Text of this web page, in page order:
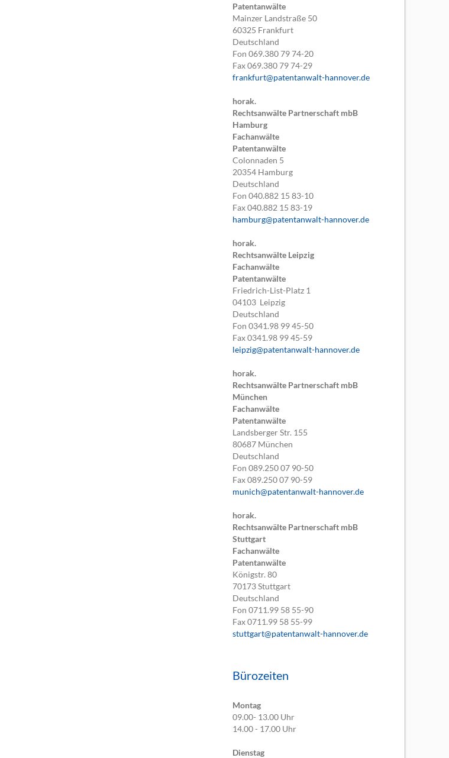
Patentanwälte
Mainzer Landstraße 50
60325 Frankfurt
Deutschland
Fon069.380 79 74-20
Fax069.380 79 74-29
frankfurt@patentanwalt-hannover.de
horak.
Rechtsanwälte Partnerschaft mbB
Hamburg
Fachanwälte
Patentanwälte
Colonnaden 5
20354 Hamburg
Deutschland
Fon040.882 15 83-10
Fax040.882 15 83-19
hamburg@patentanwalt-hannover.de
horak.
Rechtsanwälte Leipzig
Fachanwälte
Patentanwälte
Friedrich-List-Platz 1
04103 Leipzig
Deutschland
Fon0341.98 99 45-50
Fax0341.98 99 45-59
leipzig@patentanwalt-hannover.de
horak.
Rechtsanwälte Partnerschaft mbB
München
Fachanwälte
Patentanwälte
Landsberger Str. 155
80687 München
Deutschland
Fon089.250 07 90-50
Fax089.250 07 90-59
munich@patentanwalt-hannover.de
horak.
Rechtsanwälte Partnerschaft mbB
Stuttgart
Fachanwälte
Patentanwälte
Königstr. 80
70173Stuttgart
Deutschland
Fon0711.99 58 55-90
Fax0711.99 58 55-99
stuttgart@patentanwalt-hannover.de
Bürozeiten
Montag
09.00- 13.00 Uhr
14.00 - 17.00 Uhr
Dienstag